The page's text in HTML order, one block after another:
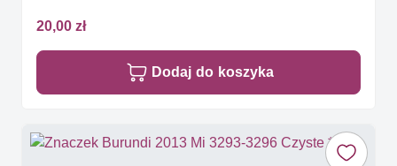
20,00 zł
Dodaj do koszyka